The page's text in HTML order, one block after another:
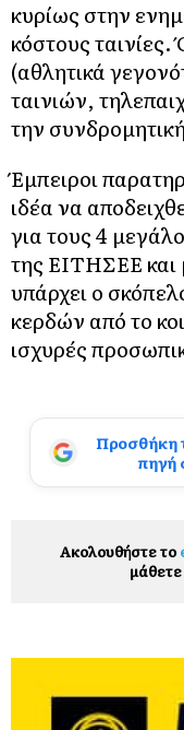
κυρίως στην
κόστους
(αθλητικά
ταινιών,
την
Έμπειροι
ιδέα να
για τους 4
της ΕΙΤΗΣΕΕ
υπάρχει ο
κερδών από το
ισχυρές
Προσθήκη
πηγή
Ακολουθήστε το
μάθετε